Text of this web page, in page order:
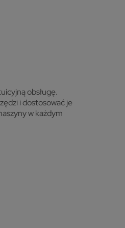
obsługę.
i dostosować je
w każdym